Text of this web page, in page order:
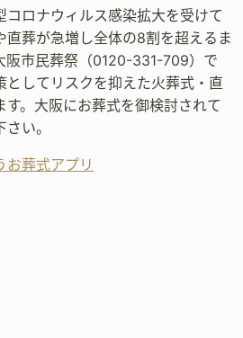
コロナウィルス感染拡大を受けて
直葬が急増し全体の8割を超えるま
阪市民葬祭（0120-331-709）で
としてリスクを抑えた火葬式・直
。大阪にお葬式を御検討されて
い。
お葬式アプリ